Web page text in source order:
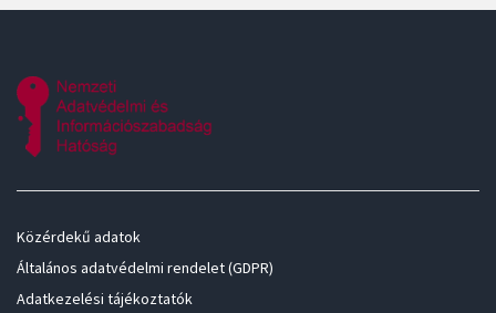
Közérdekű adatok
Általános adatvédelmi rendelet (GDPR)
Adatkezelési tájékoztatók